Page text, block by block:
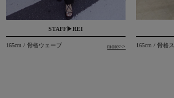
STAFF▶REI
165cm / 骨格ウェーブ more>> 165cm / 骨格